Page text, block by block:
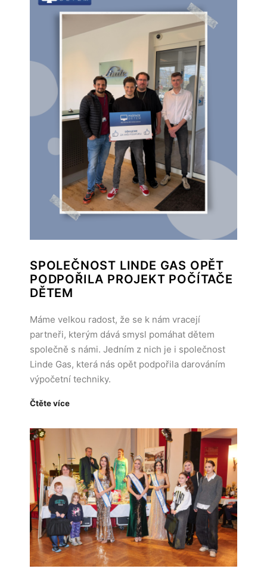
SPOLEČNOST LINDE GAS OPĚT
PODPOŘILA PROJEKT POČÍTAČE
DĚTEM
Máme velkou radost, že se k nám vracejí
partneři, kterým dává smysl pomáhat dětem
společně s námi. Jedním z nich je i společnost
Linde Gas, která nás opět podpořila darováním
výpočetní techniky.
Čtěte více